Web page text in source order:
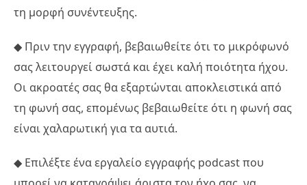
τη μορφή συνέντευξης.
◆ Πριν την εγγραφή, βεβαιωθείτε ότι το μικρόφωνό
σας λειτουργεί σωστά και έχει καλή ποιότητα ήχου.
Οι ακροατές σας θα εξαρτώνται αποκλειστικά από
τη φωνή σας, επομένως βεβαιωθείτε ότι η φωνή σας
είναι χαλαρωτική για τα αυτιά.
◆ Επιλέξτε ένα εργαλείο εγγραφής podcast που